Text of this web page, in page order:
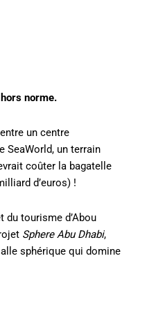
norme.
un centre
SeaWorld, un terrain
coûter la bagatelle
d’euros) !
du tourisme d’Abou
Sphere Abu Dhabi,
sphérique qui domine